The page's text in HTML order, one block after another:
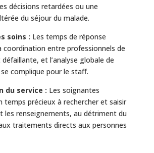
décisions retardées ou une
du séjour du malade.
soins : Les temps de réponse
coordination entre professionnels de
et l’analyse globale de
complique pour le staff.
du service : Les soignantes
temps précieux à rechercher et saisir
les renseignements, au détriment du
traitements directs aux personnes